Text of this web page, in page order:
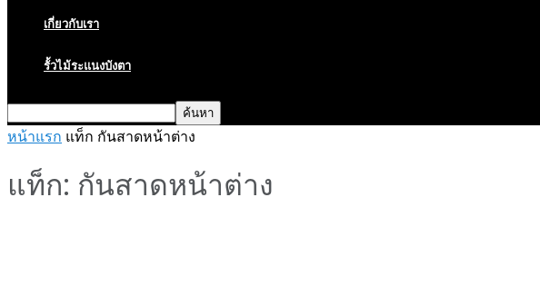
เกี่ยวกับเรา
รั้วไม้ระแนงบังตา
หน้าแรก แท็ก กันสาดหน้าต่าง
แท็ก: กันสาดหน้าต่าง